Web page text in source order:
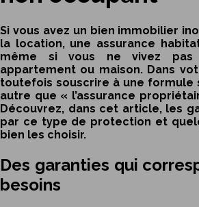
Si vous avez un bien immobilier
la location, une assurance
même si vous ne vivez pas
appartement ou maison. Dans
toutefois souscrire à une formule
autre que « l’assurance
Découvrez, dans cet article, les
par ce type de protection et
bien les choisir.
Des garanties qui
besoins